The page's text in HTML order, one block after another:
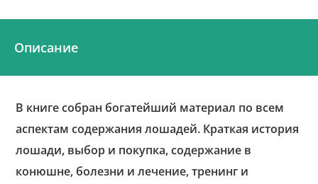
Описание
В книге собран богатейший материал по всем
аспектам содержания лошадей. Краткая история
лошади, выбор и покупка, содержание в
конюшне, болезни и лечение, тренинг и